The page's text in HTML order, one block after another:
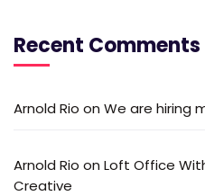
Recent Comments
Arnold Rio on We are hiring
Arnold Rio on Loft Office
Creative